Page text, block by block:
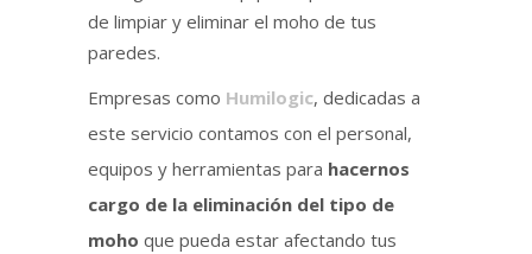
de limpiar y eliminar el moho de tus
paredes.
Empresas como Humilogic, dedicadas a
este servicio contamos con el personal,
equipos y herramientas para hacernos
cargo de la eliminación del tipo de
moho que pueda estar afectando tus